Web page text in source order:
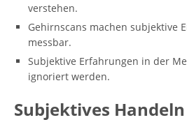
verstehen.
Gehirnscans machen subjektive
messbar.
Subjektive Erfahrungen in der
ignoriert werden.
Subjektives